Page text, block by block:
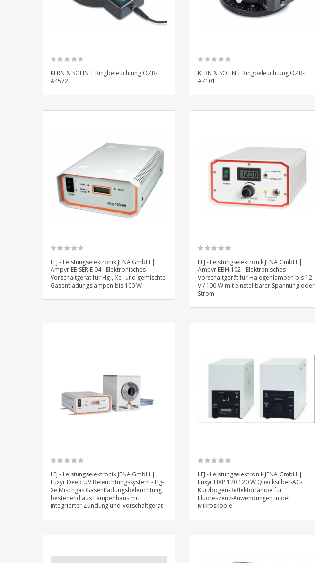
KERN & SOHN | Ringbeleuchtung OZB-
A4572
KERN & SOHN | Ringbeleuchtung OZB-
A7101
LEJ - Leistungselektronik JENA GmbH |
Ampyr EB SERIE 04 - Elektronisches
Vorschaltgerät für Hg-, Xe- und gemischte
Gasentladungslampen bis 100 W
LEJ - Leistungselektronik JENA GmbH |
Ampyr EBH 102 - Elektronisches
Vorschaltgerät für Halogenlampen bis 12
V / 100 W mit einstellbarer Spannung oder
Strom
LEJ - Leistungselektronik JENA GmbH |
Luxyr Deep UV Beleuchtungssystem - Hg-
Xe Mischgas Gasentladungsbeleuchtung
bestehend aus Lampenhaus mit
integrierter Zündung und Vorschaltgerät
LEJ - Leistungselektronik JENA GmbH |
Luxyr HXP 120 120 W Quecksilber-AC-
Kurzbogen-Reflektorlampe für
Fluoreszenz-Anwendungen in der
Mikroskopie